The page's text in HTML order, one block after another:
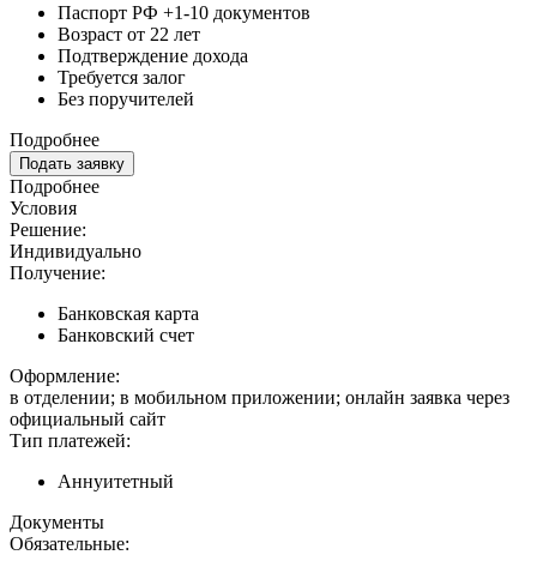
Паспорт РФ +1-10 документов
Возраст от 22 лет
Подтверждение дохода
Требуется залог
Без поручителей
Подробнее
Подать заявку
Подробнее
Условия
Решение:
Индивидуально
Получение:
Банковская карта
Банковский счет
Оформление:
в отделении; в мобильном приложении; онлайн заявка через
официальный сайт
Тип платежей:
Аннуитетный
Документы
Обязательные: